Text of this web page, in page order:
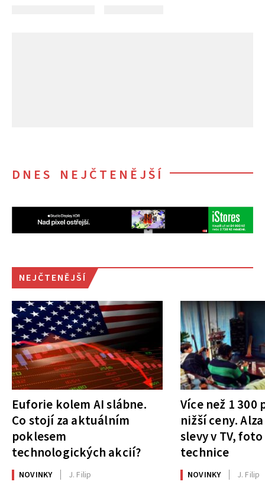
DNES NEJČTENĚJŠÍ
NEJČTENĚJŠÍ
Euforie kolem AI slábne.
Co stojí za aktuálním
poklesem
technologických akcií?
NOVINKY J. Filip
Více než 1
nižší ceny.
slevy v TV,
technice
NOVINKY J. Filip